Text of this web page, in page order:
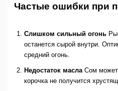
Частые ошибки при
Слишком сильный огонь
останется сырой внутри.
средний огонь.
Недостаток маслаСом может
корочка не получится